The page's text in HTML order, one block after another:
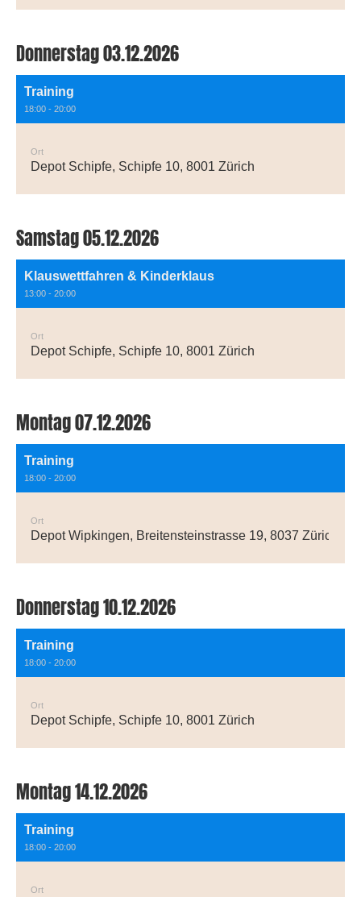
Donnerstag 03.12.2026
Training
18:00 - 20:00
Ort
Depot Schipfe, Schipfe 10, 8001 Zürich
Samstag 05.12.2026
Klauswettfahren & Kinderklaus
13:00 - 20:00
Ort
Depot Schipfe, Schipfe 10, 8001 Zürich
Montag 07.12.2026
Training
18:00 - 20:00
Ort
Depot Wipkingen, Breitensteinstrasse 19, 8037 Zürich
Donnerstag 10.12.2026
Training
18:00 - 20:00
Ort
Depot Schipfe, Schipfe 10, 8001 Zürich
Montag 14.12.2026
Training
18:00 - 20:00
Ort